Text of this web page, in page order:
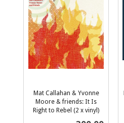
Mat Callahan & Yvonne
Moore & friends: It Is
Right to Rebel (2 x vinyl)